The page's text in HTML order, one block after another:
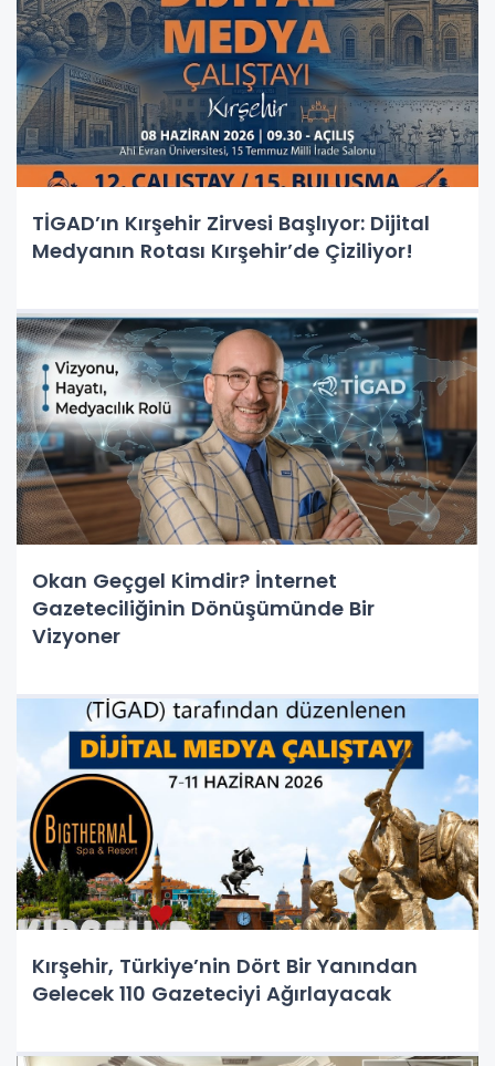
TİGAD’ın Kırşehir Zirvesi Başlıyor: Dijital
Medyanın Rotası Kırşehir’de Çiziliyor!
Okan Geçgel Kimdir? İnternet
Gazeteciliğinin Dönüşümünde Bir
Vizyoner
Kırşehir, Türkiye’nin Dört Bir Yanından
Gelecek 110 Gazeteciyi Ağırlayacak